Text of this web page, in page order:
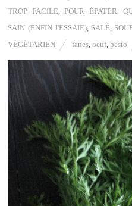
TROP FACILE,POUR ÉPATER ,
SAIN (ENFIN J'ESSAIE), SALÉ,
VÉGÉTARIEN
fanes ,oeuf,pesto